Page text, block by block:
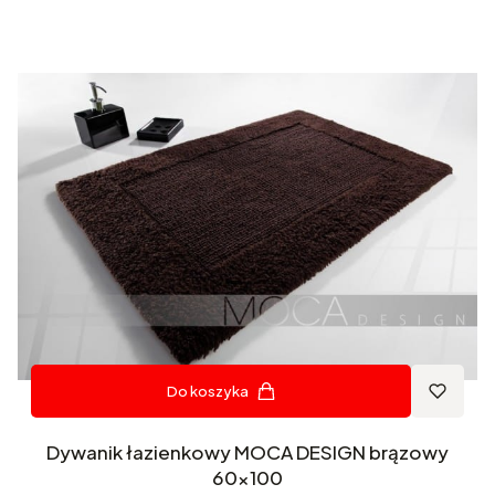
Do koszyka
Dywanik łazienkowy MOCA DESIGN brązowy
60x100